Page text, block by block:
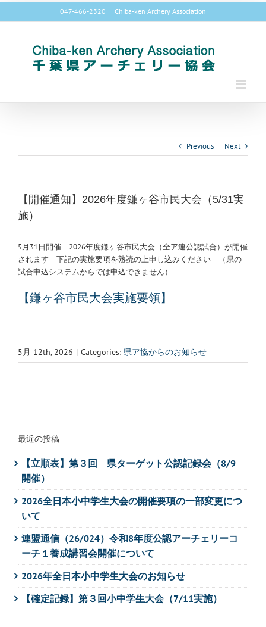
047-466-2320 | Chiba-ken Archery Association
Previous Next
【開催通知】2026年度鎌ヶ谷市民大会（5/31実
施）
5月31日開催 2026年度鎌ヶ谷市民大会（全ア連公認試合）が開催
されます 下記の実施要項を熟読の上申し込みください （県の
試合申込システムからでは申込できません）
【鎌ヶ谷市民大会実施要領】
5月 12th, 2026 | Categories: 県ア協からのお知らせ
最近の投稿
【立順表】第３回 県ターゲット公認記録会（8/9
開催）
2026全日本小中学生大会の開催要項の一部変更につ
いて
連盟通信（26/024）令和8年度公認アーチェリーコ
ーチ１養成講習会開催について
2026年全日本小中学生大会のお知らせ
【確定記録】第３回小中学生大会（7/11実施）